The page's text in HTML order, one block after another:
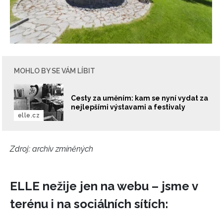
MOHLO BY SE VÁM LÍBIT
Cesty za uměním: kam se nyní vydat za
nejlepšími výstavami a festivaly
elle.cz
Zdroj: archiv zmíněných
ELLE nežije jen na webu – jsme v
terénu i na sociálních sítích: